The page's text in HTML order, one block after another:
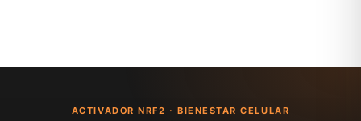
ACTIVADOR NRF2 · BIENESTAR CELULAR